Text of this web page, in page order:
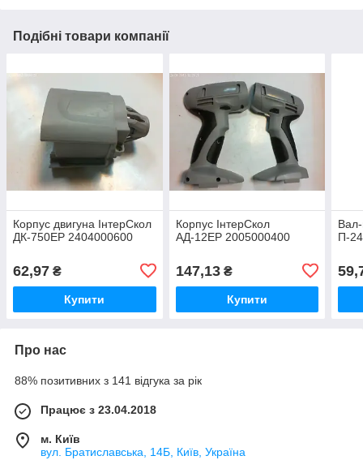
Подібні товари компанії
Корпус двигуна ІнтерСкол
ДК-750ЕР 2404000600
62,97 ₴
Купити
Корпус ІнтерСкол
АД-12ЕР 2005000400
147,13₴
Купити
П-
Про нас
88% позитивних з 141 відгука за рік
Працює з 23.04.2018
м. Київ
вул. Братиславська, 14Б, Київ, Україна